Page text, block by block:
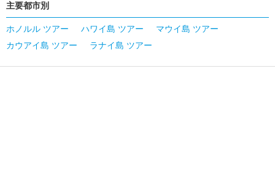
主要都市別
ホノルル ツアー ハワイ島 ツアー
マウイ島 ツアー
カウアイ島 ツアー
ラナイ島 ツアー